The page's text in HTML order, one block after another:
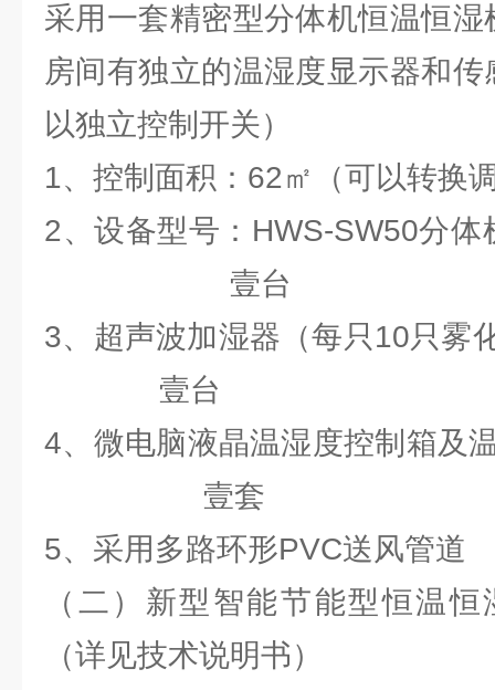
采用一套精密型分体机恒温恒
房间有独立的温湿度显示器和
以独立控制开关）
1、控制面积：62㎡（可以转换
2、设备型号：HWS-
壹台
3、超声波加湿器（每
壹台
4、微电脑液晶温湿度控制
壹套
5、采用多路环形PVC送风管道
（二）新型智能节能型恒温
（详见技术说明书）